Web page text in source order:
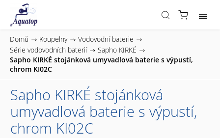
Domů / Koupelny / Vodovodní baterie /
Série vodovodních baterií / Sapho KIRKÉ /
Sapho KIRKÉ stojánková umyvadlová baterie s výpustí,
chrom KI02C
Sapho KIRKÉ stojánková
umyvadlová baterie s výpustí,
chrom KI02C